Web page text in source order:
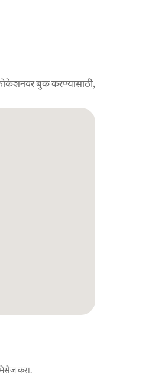
बुक करण्यासाठी,
मेसेज करा.